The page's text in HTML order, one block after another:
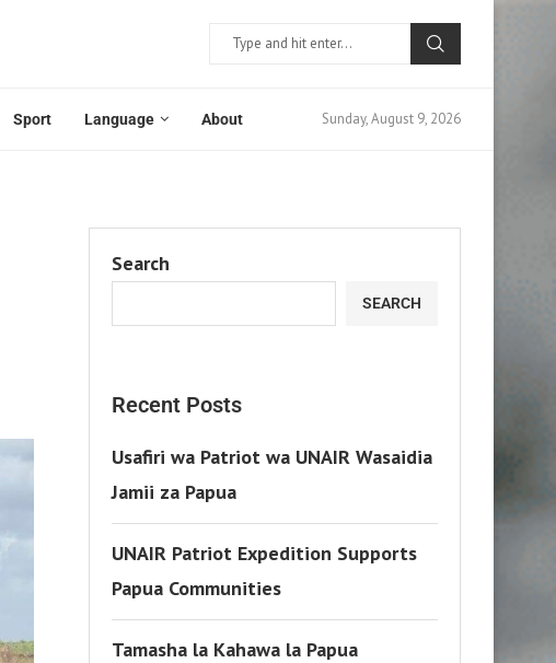
Sport Language About Sunday, August 9, 2026
Search
SEARCH
Recent Posts
Usafiri wa Patriot wa UNAIR Wasaidia
Jamii za Papua
UNAIR Patriot Expedition Supports
Papua Communities
Tamasha la Kahawa la Papua